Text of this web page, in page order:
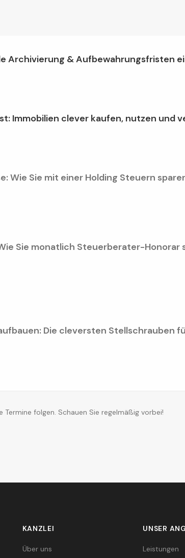
Archivierung & Aufbewahrungsfristen
Immobilien clever kaufen, nutzen und
Wie Sie mit einer Holding Steuern
Sie monatlich Steuerberater-Honorar
Die cleversten Stellschrauben
Termine folgen. Schauen Sie regelmäßig vorbei!
KANZLEI
Über uns
UNSER
Leistungen